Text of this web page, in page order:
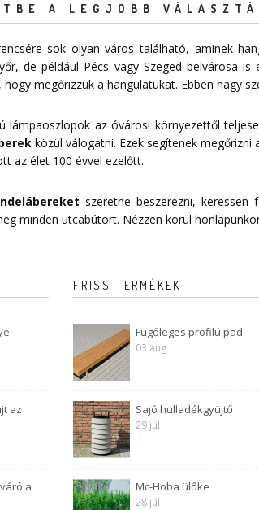
A LEGJOBB
sok olyan város található, aminek
de például Pécs vagy Szeged belvárosa
megőrizzük a hangulatukat. Ebben nagy
lámpaoszlopok az óvárosi környezettől
közül válogatni. Ezek segítenek
az élet 100 évvel ezelőtt.
szeretne beszerezni, keressen
minden utcabútort. Nézzen körül
az
a
FRISS TERMÉKEK
Fügőleges profilú pad
03 aug
Sajó hulladékgyüjtő
29 júl
Mc-Hoba ülőke
28 júl